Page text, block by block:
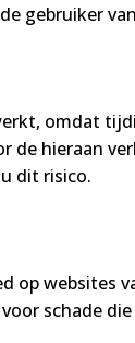
gebruiker
omdat
hieraan
dit risico.
op websites
schade